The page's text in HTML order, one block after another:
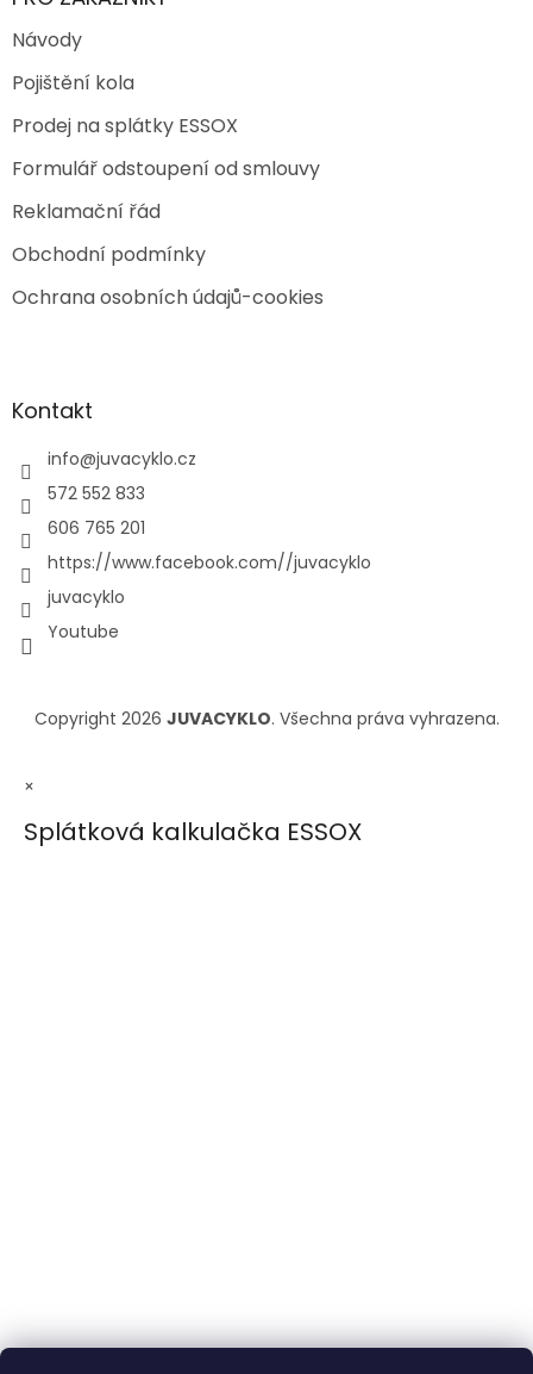
Návody
Pojištění kola
Prodej na splátky ESSOX
Formulář odstoupení od smlouvy
Reklamační řád
Obchodní podmínky
Ochrana osobních údajů-cookies
Kontakt
info@juvacyklo.cz
572 552 833
606 765 201
https://www.facebook.com//juvacyklo
juvacyklo
Youtube
Copyright 2026 JUVACYKLO. Všechna práva vyhrazena.
×
Splátková kalkulačka ESSOX